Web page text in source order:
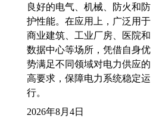
良好的电气、机械、防火和防
护性能。在应用上，广泛用于
商业建筑、工业厂房、医院和
数据中心等场所，凭借自身优
势满足不同领域对电力供应的
高要求，保障电力系统稳定运
行。
2026年8月4日